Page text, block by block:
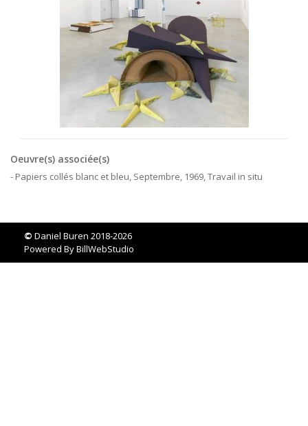
Oeuvre(s) associée(s)
- Papiers collés blanc et bleu, Septembre, 1969, Travail in situ
© Daniel Buren 2018-2026
Powered ByBillWebStudio